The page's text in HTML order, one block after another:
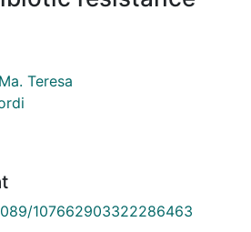
Teresa
107662903322286463